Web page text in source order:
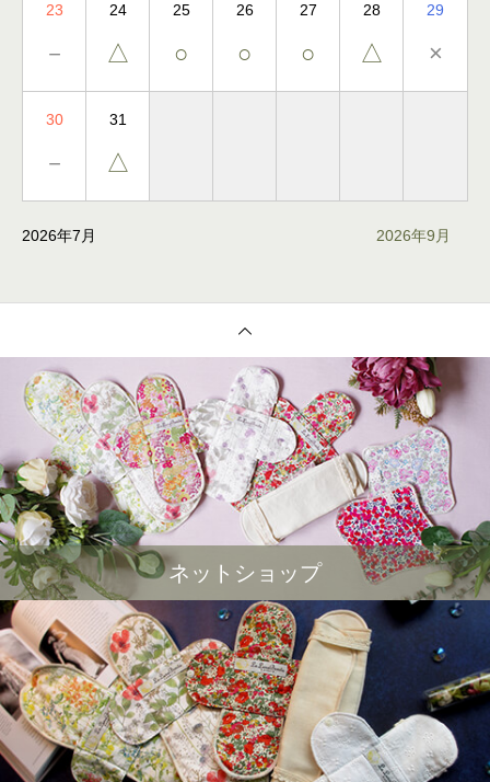
23
－
24
△
25
○
26
○
27
○
28
△
29
×
30
－
31
△
2026年7月 2026年9月
ネットショップ